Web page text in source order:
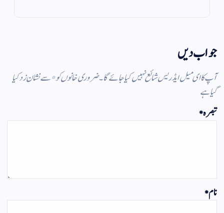
جواب دیں
آپ کا ای میل ایڈریس شائع نہیں کیا جائے گا۔ضروری خانوں کو*سے نشان زد کیا
گیا ہے
تبصرہ*
نام*